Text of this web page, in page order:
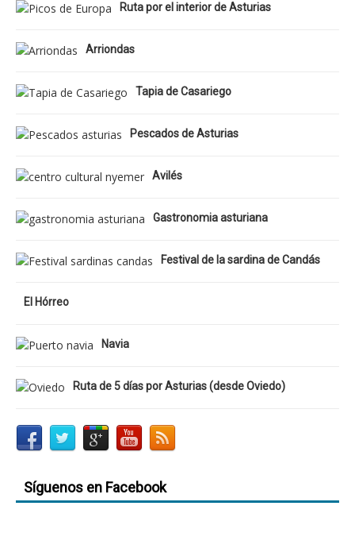
Ruta por el interior de Asturias
Arriondas
Tapia de Casariego
Pescados de Asturias
Avilés
Gastronomia asturiana
Festival de la sardina de Candás
El Hórreo
Navia
Ruta de 5 días por Asturias (desde Oviedo)
Síguenos en Facebook